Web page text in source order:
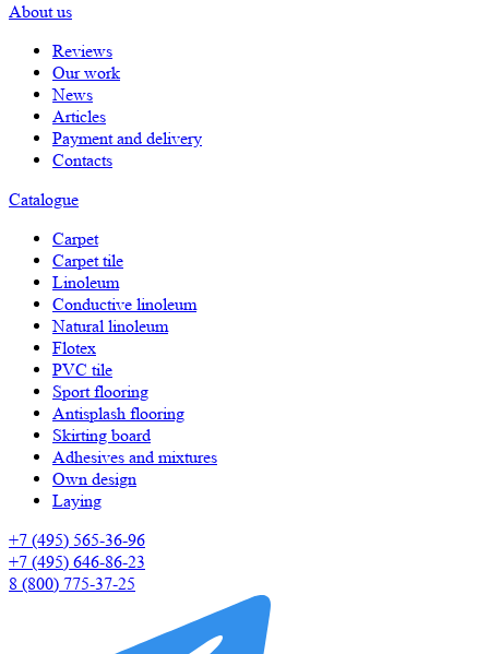
About us
Reviews
Our work
News
Articles
Payment and delivery
Contacts
Catalogue
Carpet
Carpet tile
Linoleum
Сonductive linoleum
Natural linoleum
Flotex
PVC tile
Sport flooring
Antisplash flooring
Skirting board
Adhesives and mixtures
Own design
Laying
+7 (495) 565-36-96
+7 (495) 646-86-23
8 (800) 775-37-25